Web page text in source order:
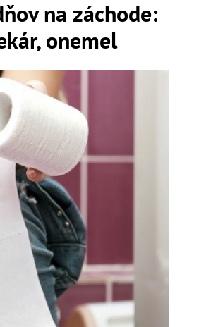
na záchode:
onemel